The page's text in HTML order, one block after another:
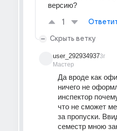
версию?
1
Скрыть ветку
user_292934937
Мастер
3г
Да вроде как
ничего не
инспектор
что не сможет
за пропуски.
семестр мною